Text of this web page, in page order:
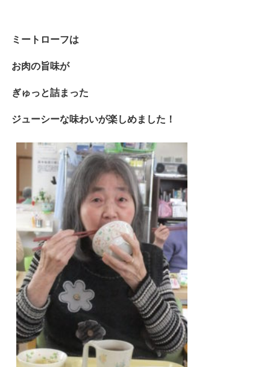
ミートローフは
お肉の旨味が
ぎゅっと詰まった
ジューシーな味わいが楽しめました！